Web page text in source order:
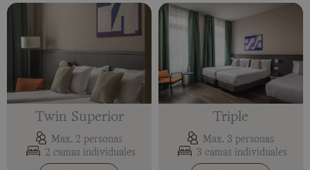
Twin Superior
Max. 2 personas
2 camas individuales
Triple
Max. 3 personas
3 camas individuales